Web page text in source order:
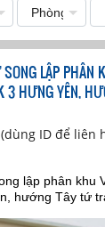
LẬP PHÂN
3 HƯNG YÊN,
(dùng ID để liên
lập phân khu
hướng Tây tứ